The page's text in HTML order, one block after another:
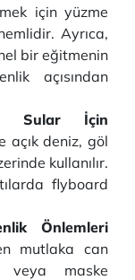
için yüzme
Ayrıca,
bir eğitmenin
açısından
Sular İçin
açık deniz, göl
kullanılır.
flyboard
Önlemleri
mutlaka can
veya maske